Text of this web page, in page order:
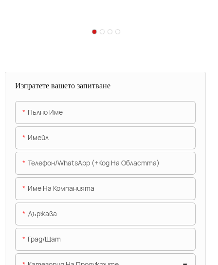
Изпратете вашето запитване
Пълно Име
Имейл
Телефон/WhatsApp (+Код На Областта)
Име На Компанията
Държава
Град/щат